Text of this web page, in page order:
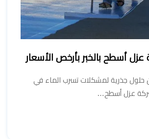
أسطح بالخبر بأرخص الأسعار
حلول جذرية لمشكلات تسرب الماء في
عزل أسطح…